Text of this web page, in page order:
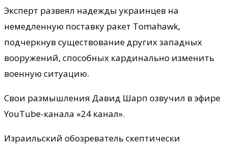
Эксперт развеял надежды украинцев на
немедленную поставку ракет Tomahawk,
подчеркнув существование других западных
вооружений, способных кардинально изменить
военную ситуацию.
Свои размышления Давид Шарп озвучил в эфире
YouTube-канала «24 канал».
Израильский обозреватель скептически